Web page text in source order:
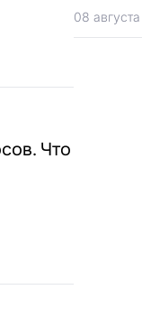
Что
08